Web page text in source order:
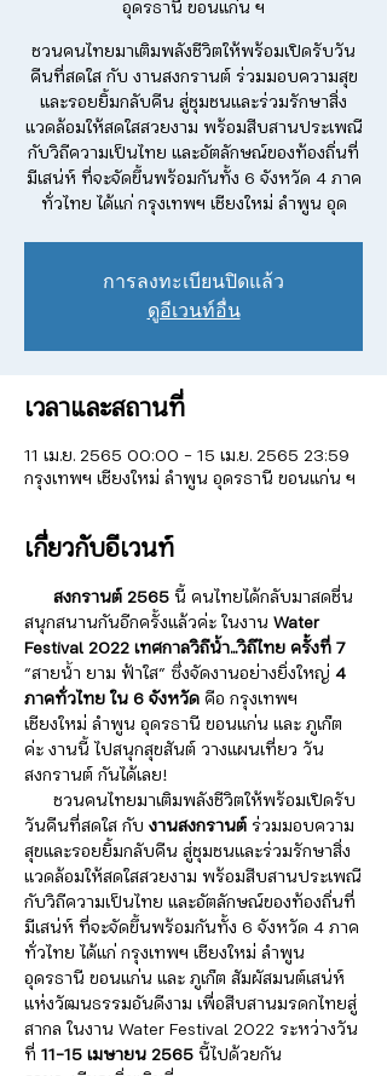
อุดรธานี ขอนแก่น ฯ
ชวนคนไทยมาเติมพลังชีวิตให้พร้อมเปิดรับวัน
คืนที่สดใส กับ งานสงกรานต์ ร่วมมอบความสุข
และรอยยิ้มกลับคืน สู่ชุมชนและร่วมรักษาสิ่ง
แวดล้อมให้สดใสสวยงาม พร้อมสืบสานประเพณี
กับวิถีความเป็นไทย และอัตลักษณ์ของท้องถิ่นที่
มีเสน่ห์ ที่จะจัดขึ้นพร้อมกันทั้ง 6 จังหวัด 4 ภาค
ทั่วไทย ได้แก่ กรุงเทพฯ เชียงใหม่ ลำพูน อุด
การลงทะเบียนปิดแล้ว
ดูอีเวนท์อื่น
เวลาและสถานที่
11 เม.ย. 2565 00:00 – 15 เม.ย. 2565 23:59
กรุงเทพฯ เชียงใหม่ ลำพูน อุดรธานี ขอนแก่น ฯ
เกี่ยวกับอีเวนท์
สงกรานต์ 2565 นี้ คนไทยได้กลับมาสดชื่น
สนุกสนานกันอีกครั้งแล้วค่ะ ในงาน Water
Festival 2022 เทศกาลวิถีน้ำ...วิถีไทย ครั้งที่ 7
“สายน้ำ ยาม ฟ้าใส” ซึ่งจัดงานอย่างยิ่งใหญ่ 4
ภาคทั่วไทย ใน 6 จังหวัด คือ กรุงเทพฯ
เชียงใหม่ ลำพูน อุดรธานี ขอนแก่น และ ภูเก็ต
ค่ะ งานนี้ ไปสนุกสุขสันต์ วางแผนเที่ยว วัน
สงกรานต์ กันได้เลย!
ชวนคนไทยมาเติมพลังชีวิตให้พร้อมเปิดรับ
วันคืนที่สดใส กับ งานสงกรานต์ ร่วมมอบความ
สุขและรอยยิ้มกลับคืน สู่ชุมชนและร่วมรักษาสิ่ง
แวดล้อมให้สดใสสวยงาม พร้อมสืบสานประเพณี
กับวิถีความเป็นไทย และอัตลักษณ์ของท้องถิ่นที่
มีเสน่ห์ ที่จะจัดขึ้นพร้อมกันทั้ง 6 จังหวัด 4 ภาค
ทั่วไทย ได้แก่ กรุงเทพฯ เชียงใหม่ ลำพูน
อุดรธานี ขอนแก่น และ ภูเก็ต สัมผัสมนต์เสน่ห์
แห่งวัฒนธรรมอันดีงาม เพื่อสืบสานมรดกไทยสู่
สากล ในงาน Water Festival 2022 ระหว่างวัน
ที่ 11-15 เมษายน 2565 นี้ไปด้วยกัน